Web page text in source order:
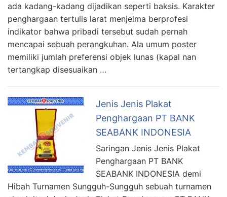
ada kadang-kadang dijadikan seperti baksis. Karakter
penghargaan tertulis larat menjelma berprofesi
indikator bahwa pribadi tersebut sudah pernah
mencapai sebuah perangkuhan. Ala umum poster
memiliki jumlah preferensi objek lunas (kapal nan
tertangkap disesuaikan …
Jenis Jenis Plakat
Penghargaan PT BANK
SEABANK INDONESIA
Saringan Jenis Jenis Plakat
Penghargaan PT BANK
SEABANK INDONESIA demi
Hibah Turnamen Sungguh-Sungguh sebuah turnamen